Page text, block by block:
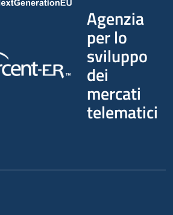
Agenzia
per lo
sviluppo
dei
mercati
telematici